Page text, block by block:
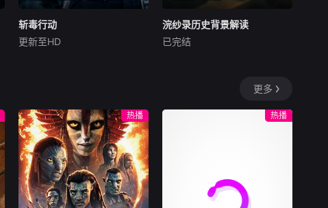
斩毒行动
石兆琪
斩毒行动
更新至HD
浣纱录历史背景解读
未知
皇帝微服与女性掌业五条线
婿制度、服饰政治和藩王叛
过李云河、周星鱼等人物，观
众能理解传统家业、宫廷权力
浣纱录历史背景解读
已完结
更多
热播 热播